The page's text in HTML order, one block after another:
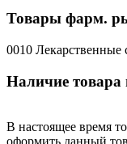
Товары фарм.
0010 Лекарственные
Наличие товара
В настоящее время